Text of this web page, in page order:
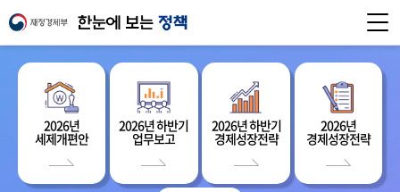
2026년
세제개편안
2026년 하반기
업무보고
2026년 하반기
경제성장전략
2026년
경제성장전략